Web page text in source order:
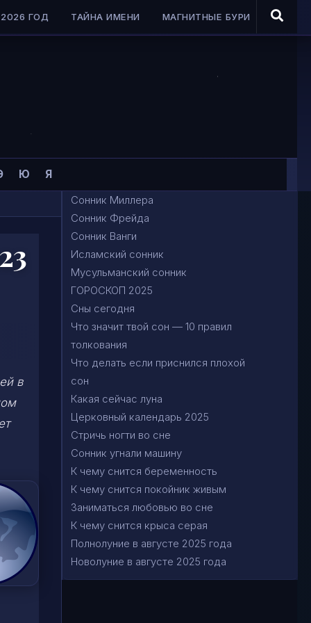
ГОД ТАЙНА ИМЕНИ МАГНИТНЫЕ БУРИ
Ю Я
в
Сонник Миллера
Сонник Фрейда
Сонник Ванги
Исламский сонник
Мусульманский сонник
ГОРОСКОП 2025
Сны сегодня
Что значит твой сон — 10 правил
толкования
Что делать если приснился плохой
сон
Какая сейчас луна
Церковный календарь 2025
Стричь ногти во сне
Сонник угнали машину
К чему снится беременность
К чему снится покойник живым
Заниматься любовью во сне
К чему снится крыса серая
Полнолуние в августе 2025 года
Новолуние в августе 2025 года